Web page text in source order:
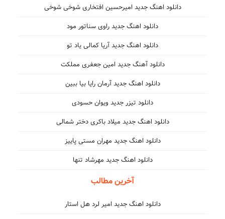
دانلود اهنگ جدید امیرحسین افتخاری شوخی شوخی
دانلود اهنگ جدید راوی سناتور مود
دانلود اهنگ جدید آریا کمالی یاد تو
دانلود آهنگ جدید امین جعفری مملکت
دانلود اهنگ جدید آرمان رایا بیا ببین
دانلود تیزر جدید ویوان حسودی
دانلود اهنگ جدید میلاد باکری دختر شمالی
دانلود اهنگ جدید مهران مستی پاییز
دانلود اهنگ جدید مهرشاد تنها
آخرین مطالب
دانلود اهنگ جدید امیر لرد هل استار